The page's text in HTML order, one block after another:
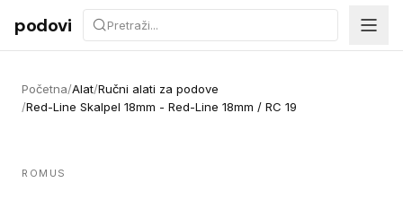
Preskoči na sadržaj
podovi
Početna/Alat/Ručni alati za podove
/Red-Line Skalpel 18mm - Red-Line 18mm / RC 19
ROMUS